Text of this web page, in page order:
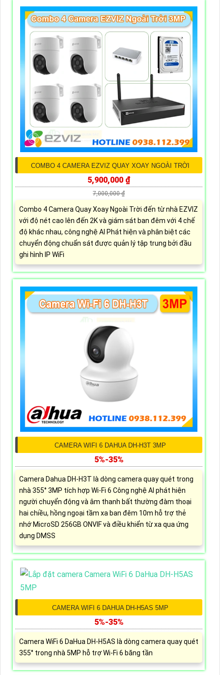
COMBO 4 CAMERA EZVIZ QUAY XOAY NGOÀI TRỜI
5,900,000 ₫
7,000,000 ₫
Combo 4 Camera Quay Xoay Ngoài Trời đến từ nhà EZVIZ
với độ nét cao lên đến 2K và giám sát ban đêm với 4 chế
độ khác nhau, công nghệ AI Phát hiện và phân biệt các
chuyển động chuẩn sát được quản lý tập trung bởi đầu
ghi hình IP WiFi
CAMERA WIFI 6 DAHUA DH-H3T 3MP
5%-35%
Camera Dahua DH-H3T là dòng camera quay quét trong
nhà 355° 3MP tích hợp Wi-Fi 6 Công nghệ AI phát hiện
người chuyển động và âm thanh bất thường đàm thoại
hai chiều, hồng ngoại tầm xa ban đêm 10m hỗ trợ thẻ
nhớ MicroSD 256GB ONVIF và điều khiển từ xa qua ứng
dụng DMSS
CAMERA WIFI 6 DAHUA DH-H5AS 5MP
5%-35%
Camera WiFi 6 DaHua DH-H5AS là dòng camera quay quét
355° trong nhà 5MP hỗ trợ Wi-Fi 6 băng tần